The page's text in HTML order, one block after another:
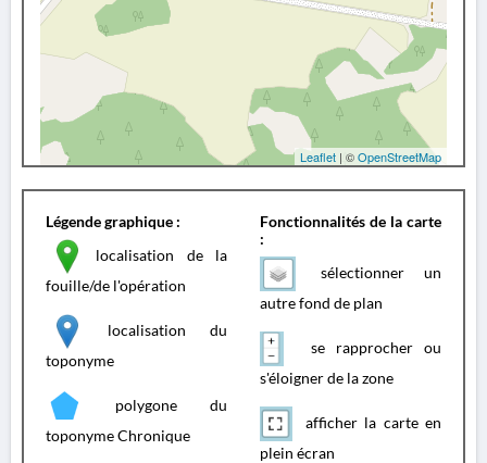
Leaflet | ©OpenStreetMap
Légende graphique :
localisation de la
fouille/de l'opération
localisation du
toponyme
polygone du
toponyme Chronique
Fonctionnalités de la carte
:
sélectionner un
autre fond de plan
se rapprocher ou
s'éloigner de la zone
afficher la carte en
plein écran